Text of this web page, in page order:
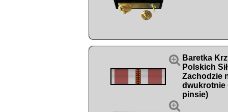


Baretka
Polskich
Zachodzie
dwukrotnie
pinsie)